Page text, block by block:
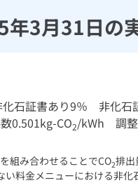
3月31日の
石証書あり9％ 非化石
0.501kg-CO2/kWh 調整
組み合わせることでCO2排出
い料金メニューにおける非化